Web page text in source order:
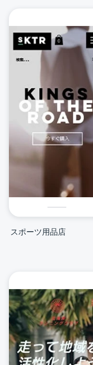
スポーツ用品店